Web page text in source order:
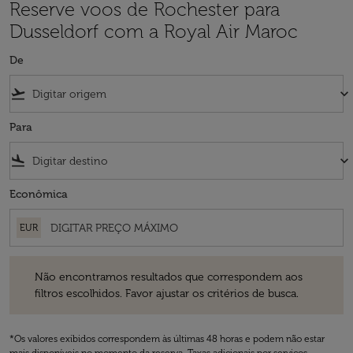
Reserve voos de Rochester para
Dusseldorf com a Royal Air Maroc
De
flight_takeoff keyboard_arrow_down
Para
flight_land keyboard_arrow_down
Econômica
EUR
Não encontramos resultados que correspondem aos
filtros escolhidos. Favor ajustar os critérios de busca.
*Os valores exibidos correspondem às últimas 48 horas e podem não estar